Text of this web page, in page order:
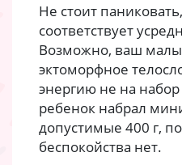
Не стоит
соответствует
Возможно, ваш
эктоморфное
энергию не на набор
ребенок набрал
допустимые 400 г,
беспокойства нет.